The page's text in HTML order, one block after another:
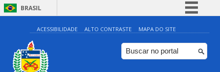
BRASIL
Simplifique!
Comunica BR
Participe
ACESSIBILIDADE ALTO CONTRASTE MAPA DO SITE